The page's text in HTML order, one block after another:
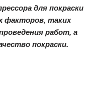
для покраски
факторов, таких
работ, а
покраски.